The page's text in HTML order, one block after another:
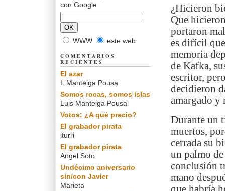
¿Hicieron
Que
portaron
es difícil
memoria
de Kafka,
escritor,
decidieron
amargado y
Durante un
muertos,
cerrada su
un palmo de
conclusión
mano
con Google
WWW este web
COMENTARIOS
RECIENTES
El azar
L.Manteiga Pousa
Somos rocas, somos islas
Luis Manteiga Pousa
Votos: ¿A qué precio?
El grabador pirata
iturri
El grabador pirata
Angel Soto
Undécimo aniversario
sin/con Javier
Marieta